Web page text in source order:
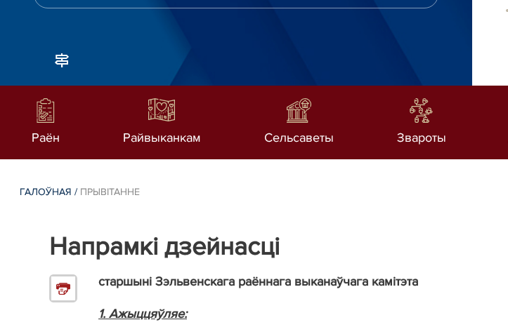
Раён Райвыканкам Сельсаветы Звароты
ГАЛОЎНАЯ / ПРЫВІТАННЕ
Напрамкі дзейнасці
старшыні Зэльвенскага раённага выканаўчага камітэта
1. Ажыццяўляе: